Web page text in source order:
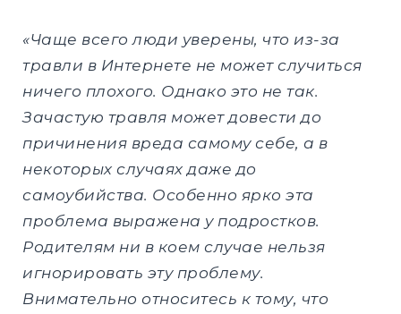
«Чаще всего люди уверены, что из-за
травли в Интернете не может случиться
ничего плохого. Однако это не так.
Зачастую травля может довести до
причинения вреда самому себе, а в
некоторых случаях даже до
самоубийства. Особенно ярко эта
проблема выражена у подростков.
Родителям ни в коем случае нельзя
игнорировать эту проблему.
Внимательно относитесь к тому, что